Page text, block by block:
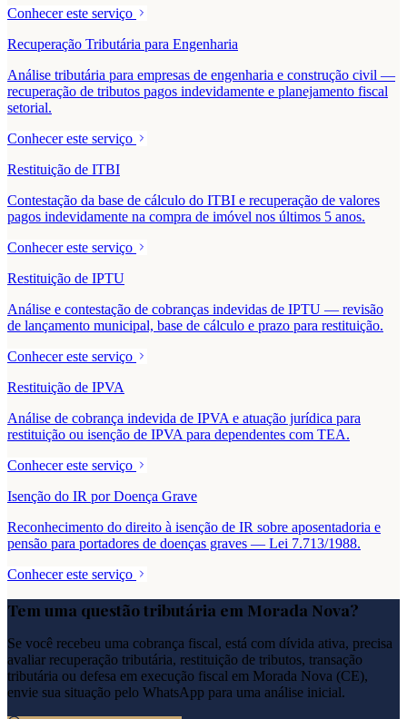
Conhecer este serviço
Recuperação Tributária para Engenharia
Análise tributária para empresas de engenharia e construção civil —
recuperação de tributos pagos indevidamente e planejamento fiscal
setorial.
Conhecer este serviço
Restituição de ITBI
Contestação da base de cálculo do ITBI e recuperação de valores
pagos indevidamente na compra de imóvel nos últimos 5 anos.
Conhecer este serviço
Restituição de IPTU
Análise e contestação de cobranças indevidas de IPTU — revisão
de lançamento municipal, base de cálculo e prazo para restituição.
Conhecer este serviço
Restituição de IPVA
Análise de cobrança indevida de IPVA e atuação jurídica para
restituição ou isenção de IPVA para dependentes com TEA.
Conhecer este serviço
Isenção do IR por Doença Grave
Reconhecimento do direito à isenção de IR sobre aposentadoria e
pensão para portadores de doenças graves — Lei 7.713/1988.
Conhecer este serviço
Tem uma questão tributária em Morada Nova?
Se você recebeu uma cobrança fiscal, está com dívida ativa, precisa
avaliar recuperação tributária, restituição de tributos, transação
tributária ou defesa em execução fiscal em Morada Nova (CE),
envie sua situação pelo WhatsApp para uma análise inicial.